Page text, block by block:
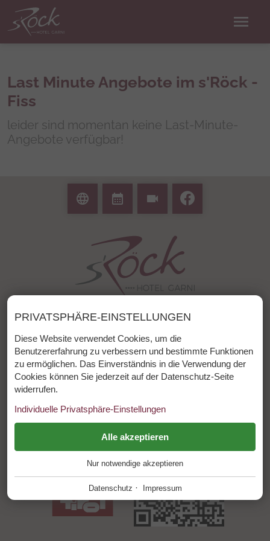
PRIVATSPHÄRE-EINSTELLUNGEN
Diese Website verwendet Cookies, um die
Benutzererfahrung zu verbessern und bestimmte Funktionen
zu ermöglichen. Das Einverständnis in die Verwendung der
Cookies können Sie jederzeit auf der Datenschutz-Seite
widerrufen.
Individuelle Privatsphäre-Einstellungen
Diese Cookies werden für einen reibungslosen Betrieb
Website Cookie Consent
FUNKTIONALE ANBIETER
Alle akzeptieren
Nur notwendige akzeptieren
Datenschutz · Impressum
menu
Last Minute Angebote im s'Röck -
Fiss
leider sind momentan keine Last-Minute-
Angebote verfügbar!
language calendar_month videocam
Hotel s'Röck
Laurschweg 4
6533 Fiss / Tirol
Telefon: +43 (0)5476 6444